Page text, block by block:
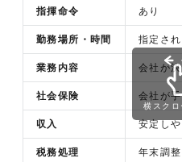
指揮命令 あり
勤務場所・時間 指定さ
業務内容 会社が
社会保険 会社が
収入 安定し
税務処理 年末調整
横スクロ